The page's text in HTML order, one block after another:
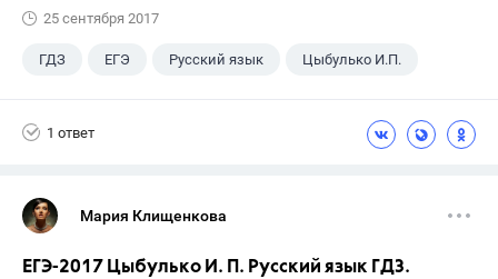
25 сентября 2017
ГДЗ ЕГЭ Русский язык Цыбулько И.П.
1 ответ
Мария Клищенкова
ЕГЭ-2017 Цыбулько И. П. Русский язык ГДЗ.